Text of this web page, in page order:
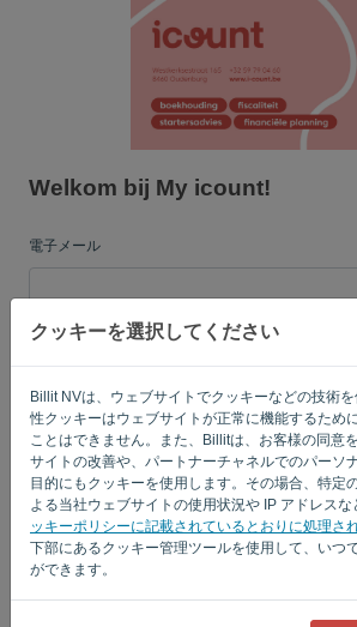
クッキーを選択してください
Billit NVは、ウェブサイトでクッキーなどの技術
性クッキーはウェブサイトが正常に機能するため
ことはできません。また、Billitは、お客様の同意
サイトの改善や、パートナーチャネルでのパーソ
目的にもクッキーを使用します。その場合、特定
よる当社ウェブサイトの使用状況や IP アドレスな
ッキーポリシーに記載されているとおりに処理さ
下部にあるクッキー管理ツールを使用して、いつ
ができます。
Welkom bij My icount!
電子メール
[パスワード]
私を覚えている
ログイン